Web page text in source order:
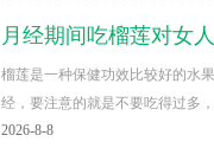
月经期间吃榴莲对女
榴莲是一种保健功效比较好的水
经，要注意的就是不要吃得过多
2026-8-8